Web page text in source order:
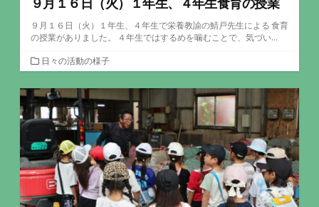
９月１６日（火）１年生、４年生食育の授業
９月１６日（火）１年生、４年生で栄養教諭の鯖戸先生による 食育
の授業がありました。 ４年生ではするめを噛むことで、気づい...
カ
テ
ゴ
ー
日々の活動の様子